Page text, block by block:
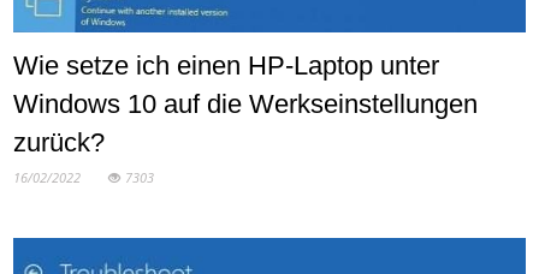
Wie setze ich einen HP-Laptop unter
Windows 10 auf die Werkseinstellungen
zurück?
16/02/2022 7303